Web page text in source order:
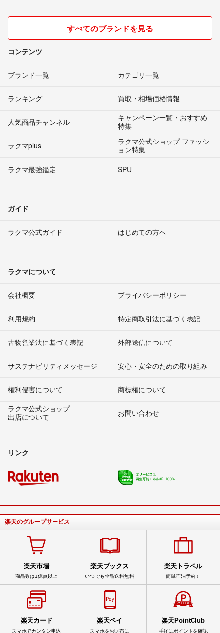
すべてのブランドを見る
コンテンツ
ブランド一覧 カテゴリ一覧
ランキング 買取・相場価格情報
人気商品チャンネル
キャンペーン一覧・おすすめ
特集
ラクマplus
ラクマ公式ショップ ファッシ
ョン特集
ラクマ最強鑑定
SPU
ガイド
ラクマ公式ガイド はじめての方へ
ラクマについて
会社概要 プライバシーポリシー
利用規約 特定商取引法に基づく表記
古物営業法に基づく表記 外部送信について
サステナビリティメッセージ 安心・安全のための取り組み
権利侵害について
商標権について
ラクマ公式ショップ
出店について
お問い合わせ
リンク
楽天のグループサービス
楽天市場
商品数は1億点以上
楽天ブックス
いつでも全品送料無料
楽天トラベル
簡単宿泊予約！
楽天カード
スマホでカンタン申込
楽天ペイ
スマホをお財布に
楽天PointClub
手軽にポイントを確認